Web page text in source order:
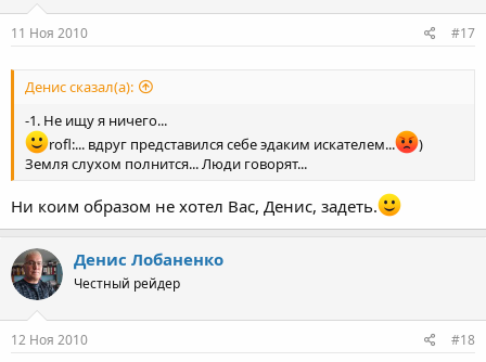
11 Ноя 2010 #17
Денис сказал(а):
-1. Не ищу я ничего...
rofl:... вдруг представился себе эдаким искателем...
)
Земля слухом полнится... Люди говорят...
Ни коим образом не хотел Вас, Денис, задеть.
Денис Лобаненко
Честный рейдер
12 Ноя 2010 #18